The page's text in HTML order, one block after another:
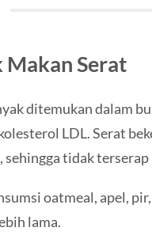
Makan Serat
ditemukan dalam
LDL. Serat
tidak terserap
oatmeal, apel,
lama.